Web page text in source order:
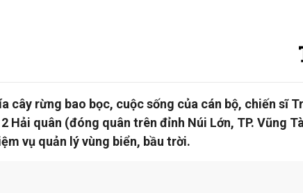
cây rừng bao bọc, cuộc sống của cán bộ, chiến sĩ
Hải quân (đóng quân trên đỉnh Núi Lớn, TP. Vũng
vụ quản lý vùng biển, bầu trời.